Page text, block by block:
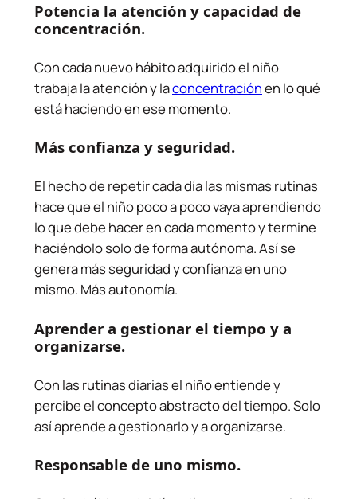
Potencia la atención y capacidad de
concentración.
Con cada nuevo hábito adquirido el niño
trabaja la atención y laconcentraciónen lo qué
está haciendo en ese momento.
Más confianza y seguridad.
El hecho de repetir cada día las mismas rutinas
hace que el niño poco a poco vaya aprendiendo
lo que debe hacer en cada momento y termine
haciéndolo solo de forma autónoma. Así se
genera más seguridad y confianza en uno
mismo. Más autonomía.
Aprender a gestionar el tiempo y a
organizarse.
Con las rutinas diarias el niño entiende y
percibe el concepto abstracto del tiempo. Solo
así aprende a gestionarlo y a organizarse.
Responsable de uno mismo.